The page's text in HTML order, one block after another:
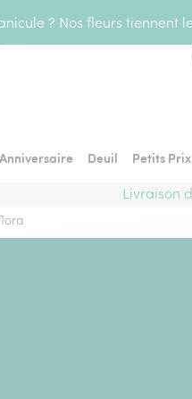
? Nos fleurs tiennent
Anniversaire Deuil Petits Prix
Livraison